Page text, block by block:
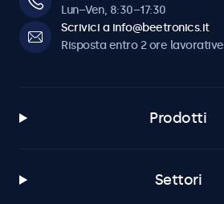
Lun–Ven, 8:30–17:30
Scrivici a info@beetronics.it
Risposta entro 2 ore lavorative
Prodotti
Settori